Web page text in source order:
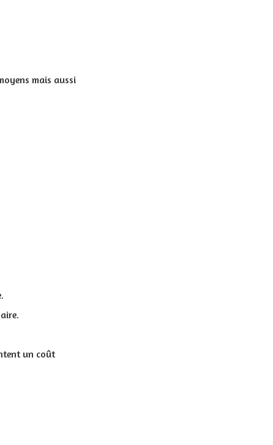
mais aussi
un coût